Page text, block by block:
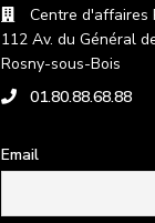
Centre d'affaires
112 Av. du Général
Rosny-sous-Bois
01.80.88.68.88
Email